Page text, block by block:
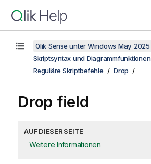
Qlik Sense unter Windows May 2025
Skriptsyntax und Diagrammfunktionen
Reguläre Skriptbefehle
Drop
Drop field
AUF DIESER SEITE
Weitere Informationen